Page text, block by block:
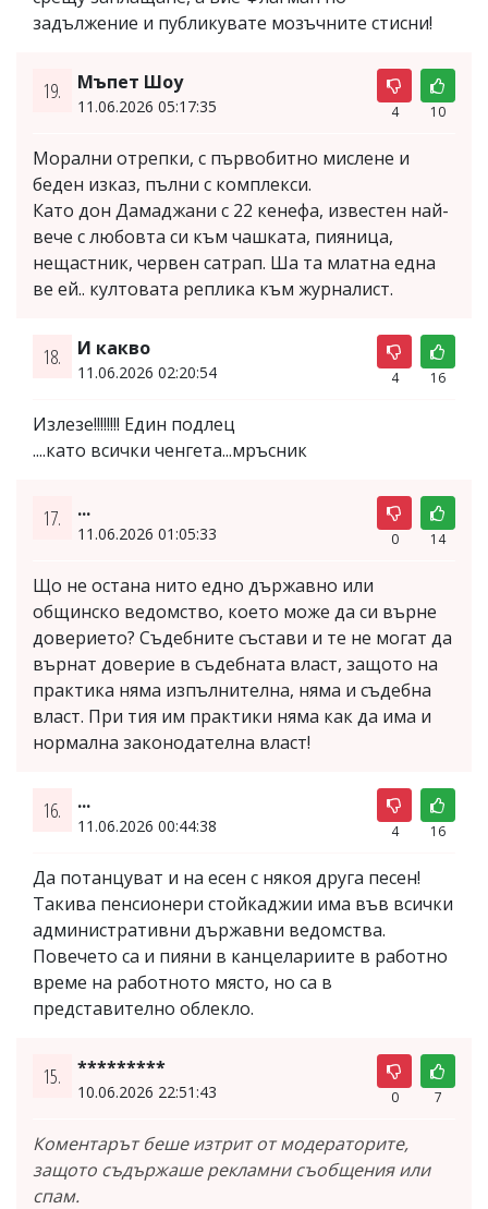
задължение и публикувате мозъчните стисни!
19. Мъпет Шоу
11.06.2026 05:17:35 4 10
Морални отрепки, с първобитно мислене и
беден изказ, пълни с комплекси.
Като дон Дамаджани с 22 кенефа, известен най-
вече с любовта си към чашката, пияница,
нещастник, червен сатрап. Ша та млатна една
ве ей.. култовата реплика към журналист.
18. И какво
11.06.2026 02:20:54 4 16
Излезе!!!!!!!! Един подлец
....като всички ченгета...мръсник
17. ...
11.06.2026 01:05:33 0 14
Що не остана нито едно държавно или
общинско ведомство, което може да си върне
доверието? Съдебните състави и те не могат да
върнат доверие в съдебната власт, защото на
практика няма изпълнителна, няма и съдебна
власт. При тия им практики няма как да има и
нормална законодателна власт!
16. ...
11.06.2026 00:44:38 4 16
Да потанцуват и на есен с някоя друга песен!
Такива пенсионери стойкаджии има във всички
административни държавни ведомства.
Повечето са и пияни в канцелариите в работно
време на работното място, но са в
представително облекло.
15. *********
10.06.2026 22:51:43 0 7
Коментарът беше изтрит от модераторите,
защото съдържаше рекламни съобщения или
спам.